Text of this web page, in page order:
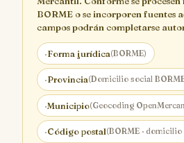
BORME o se incorporen fuentes
campos podrán completarse
·Forma jurídica(BORME)
·Provincia(Domicilio social
·Municipio(Geocoding
·Código postal(BORME · domicilio